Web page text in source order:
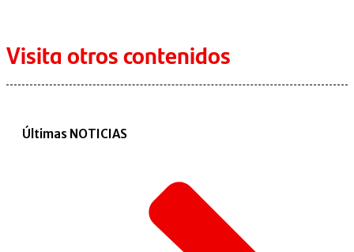
Visita otros contenidos
Últimas NOTICIAS